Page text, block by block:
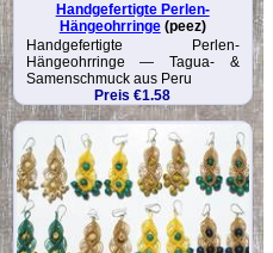
Handgefertigte Perlen-
Hängeohrringe(peez)
Handgefertigte Perlen-
Hängeohrringe — Tagua- &
Samenschmuck aus Peru
Preis €1.58